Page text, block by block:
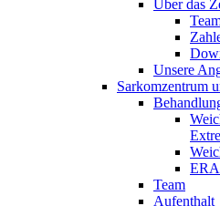
Über das
Unsere
Sarkomzentrum
Team
Aufenthalt